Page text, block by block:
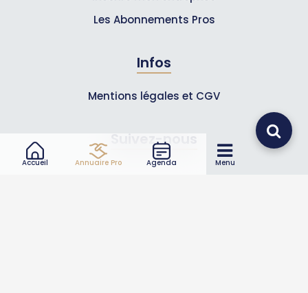
Accueil Annuaire Pro Agenda Menu
Les Abonnements Pros
Infos
Mentions légales et CGV
Suivez-nous